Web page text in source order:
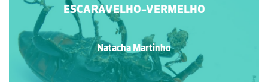
ESCARAVELHO-VERMELHO
Natacha Martinho